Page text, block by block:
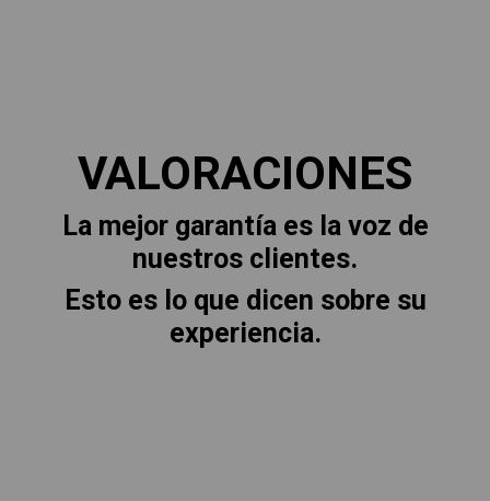
VALORACIONES
La mejor garantía es la voz de
nuestros clientes.
Esto es lo que dicen sobre su
experiencia.